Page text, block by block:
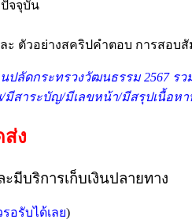
จจุบัน
ละ ตัวอย่างสคริปคำตอบ การสอบ
ลัดกระทรวงวัฒนธรรม 2567 รว
มีสาระบัญ/มีเลขหน้า/มีสรุปเนื้อ
ง
มีบริการเก็บเงินปลายทาง
อรับได้เลย)